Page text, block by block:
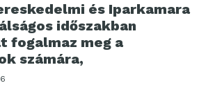
és Iparkamara
időszakban
fogalmaz meg a
számára,